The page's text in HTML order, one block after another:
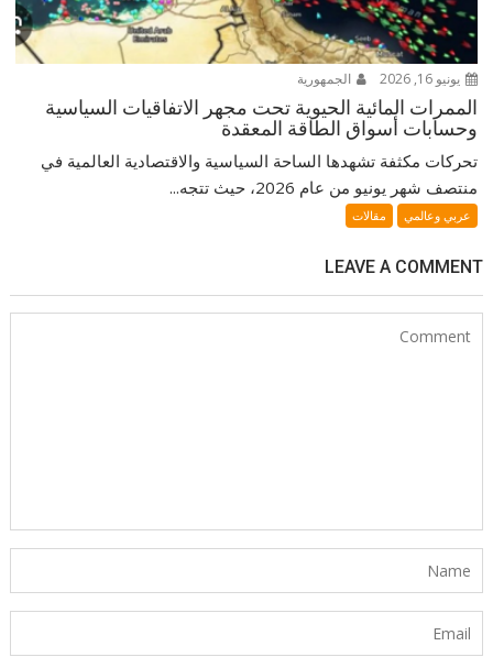
يونيو 16, 2026 الجمهورية
الممرات المائية الحيوية تحت مجهر الاتفاقيات السياسية
وحسابات أسواق الطاقة المعقدة
تحركات مكثفة تشهدها الساحة السياسية والاقتصادية العالمية في
منتصف شهر يونيو من عام 2026، حيث تتجه...
عربي وعالمي مقالات
LEAVE A COMMENT